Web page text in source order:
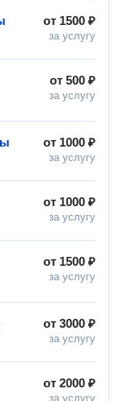
от 1500 ₽
за услугу
от 500 ₽
за услугу
от 1000 ₽
за услугу
от 1000 ₽
за услугу
от 1500 ₽
за услугу
от 3000 ₽
за услугу
от 2000 ₽
за услугу